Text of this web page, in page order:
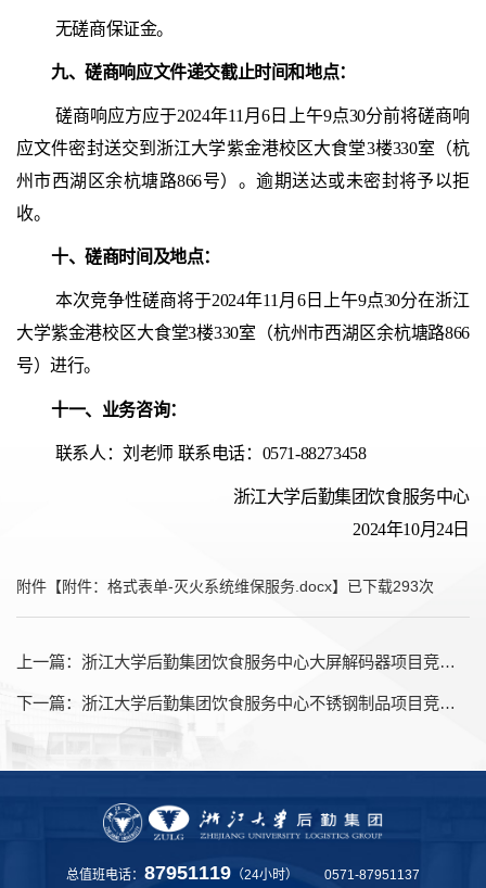
无磋商保证金。
九、磋商响应文件递交截止时间和地点：
磋商响应方应于2024年11月6日上午9点30分前将磋商响
应文件密封送交到浙江大学紫金港校区大食堂3楼330室（杭
州市西湖区余杭塘路866号）。逾期送达或未密封将予以拒
收。
十、磋商时间及地点：
本次竞争性磋商将于2024年11月6日上午9点30分在浙江
大学紫金港校区大食堂3楼330室（杭州市西湖区余杭塘路866
号）进行。
十一、业务咨询：
联系人：刘老师 联系电话：0571-88273458
浙江大学后勤集团饮食服务中心
2024年10月24日
附件【附件：格式表单-灭火系统维保服务.docx】已下载293次
上一篇： 浙江大学后勤集团饮食服务中心大屏解码器项目竞争性谈判采购公告
下一篇： 浙江大学后勤集团饮食服务中心不锈钢制品项目竞争性磋商采购公告
总值班电话： 87951119 （24小时） 0571-87951137